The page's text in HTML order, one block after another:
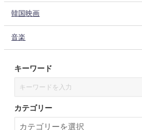
韓国映画
音楽
キーワード
カテゴリー